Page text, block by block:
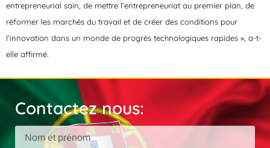
entrepreneurial sain, de mettre l’entrepreneuriat au premier plan, de
réformer les marchés du travail et de créer des conditions pour
l’innovation dans un monde de progrès technologiques rapides », a-t-
elle affirmé.
Contactez nous: